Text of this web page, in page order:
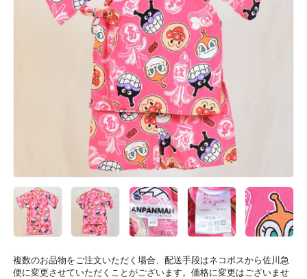
複数のお品物をご注文いただく場合、配送手段はネコポスから佐川急
便に変更させていただくことがございます。価格に変更はございませ